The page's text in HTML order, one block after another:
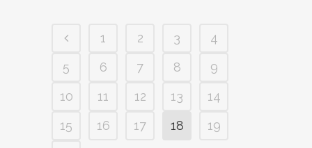
1 2 3
4
5
6 7 8
9
10
11 12 13
14
15
16 17 18 19